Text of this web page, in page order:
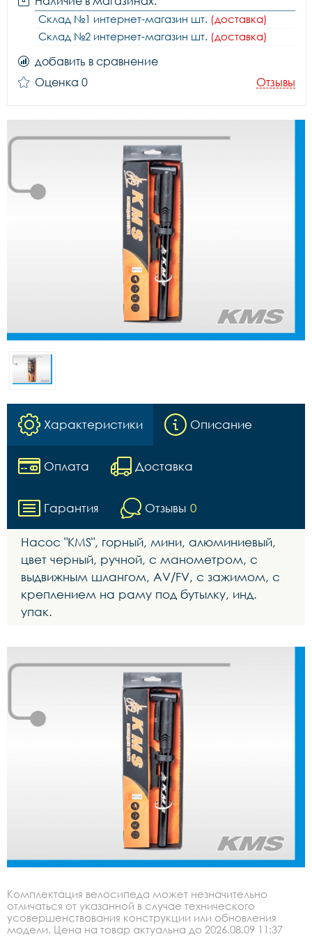
Склад №1 интернет-магазин шт. (доставка)
Склад №2 интернет-магазин шт. (доставка)
добавить в сравнение
Оценка 0
Отзывы
Характеристики Описание
Оплата Доставка
Гарантия Отзывы 0
Насос "KMS", горный, мини, алюминиевый,
цвет черный, ручной, с манометром, с
выдвижным шлангом, AV/FV, с зажимом, с
креплением на раму под бутылку, инд.
упак.
Комплектация велосипеда может незначительно
отличаться от указанной в случае технического
усовершенствования конструкции или обновления
модели. Цена на товар актуальна до 2026.08.09 11:37